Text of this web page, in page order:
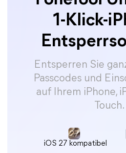
1-Klick-
Entsperren Sie
Passcodes und
auf Ihrem iPhone,
Touch.
iOS 27 kompatibel